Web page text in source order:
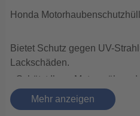
Honda
Bietet Schutz gegen UV-
Lackschäden.
• Schützt Ihren Motor
Steinschlag
und Schmutz.
Mehr anzeigen